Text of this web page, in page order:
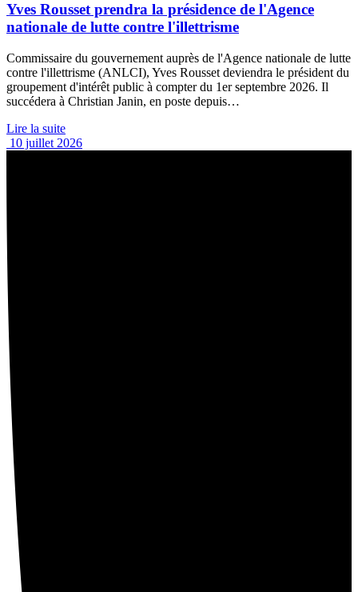
Yves Rousset prendra la présidence de l'Agence
nationale de lutte contre l'illettrisme
Commissaire du gouvernement auprès de l'Agence nationale de lutte
contre l'illettrisme (ANLCI), Yves Rousset deviendra le président du
groupement d'intérêt public à compter du 1er septembre 2026. Il
succédera à Christian Janin, en poste depuis…
Lire la suite
10 juillet 2026